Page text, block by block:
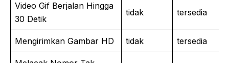
Video Gif Berjalan Hingga
30 Detik
tidak tersedia
Mengirimkan Gambar HD tidak tersedia